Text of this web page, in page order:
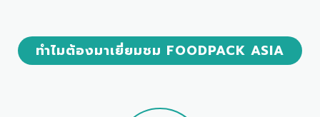
ทำไมต้องมาเยี่ยมชม FOODPACK ASIA